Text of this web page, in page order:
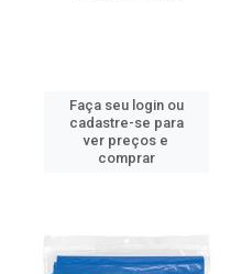
Faça seu login ou
cadastre-se para
ver preços e
comprar